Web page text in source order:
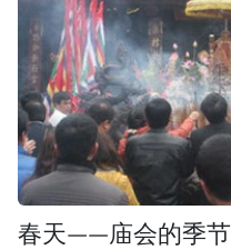
春天——庙会的季节